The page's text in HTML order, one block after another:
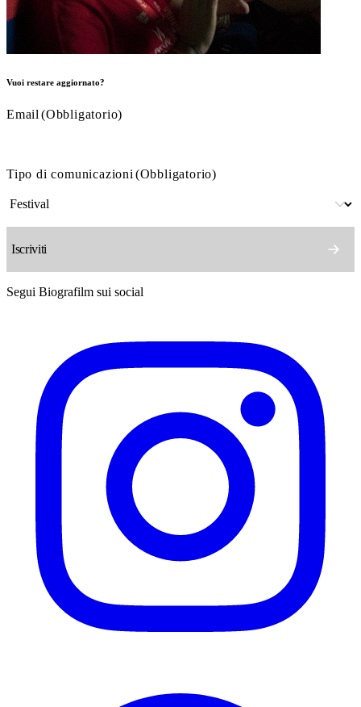
Vuoi restare aggiornato?
Email (Obbligatorio)
Tipo di comunicazioni (Obbligatorio)
Segui Biografilm sui social